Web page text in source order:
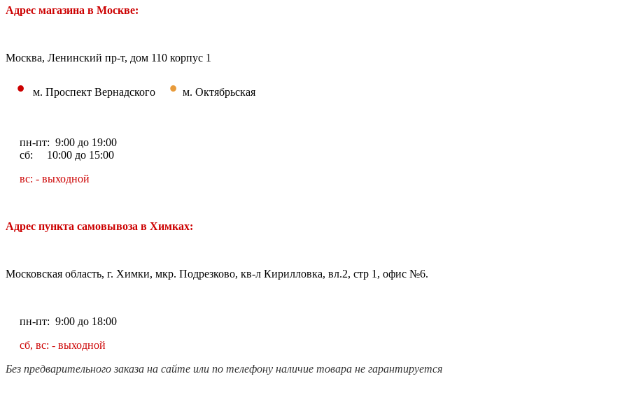
Адрес магазина в Москве:
Москва, Ленинский пр-т, дом 110 корпус 1
• м. Проспект Вернадского • м. Октябрьская
пн-пт: 9:00 до 19:00
сб: 10:00 до 15:00
вс: - выходной
Адрес пункта самовывоза в Химках:
Московская область, г. Химки, мкр. Подрезково, кв-л Кирилловка, вл.2, стр 1, офис №6.
пн-пт: 9:00 до 18:00
сб, вс: - выходной
Без предварительного заказа на сайте или по телефону наличие товара не гарантируется